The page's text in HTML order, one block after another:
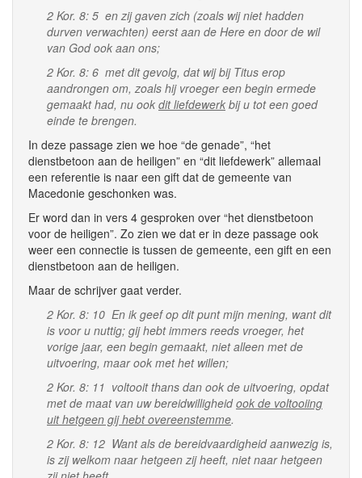
2 Kor. 8: 5 en zij gaven zich (zoals wij niet hadden
durven verwachten) eerst aan de Here en door de wil
van God ook aan ons;
2 Kor. 8: 6 met dit gevolg, dat wij bij Titus erop
aandrongen om, zoals hij vroeger een begin ermede
gemaakt had, nu ook dit liefdewerk bij u tot een goed
einde te brengen.
In deze passage zien we hoe “de genade”, “het
dienstbetoon aan de heiligen” en “dit liefdewerk” allemaal
een referentie is naar een gift dat de gemeente van
Macedonie geschonken was.
Er word dan in vers 4 gesproken over “het dienstbetoon
voor de heiligen”. Zo zien we dat er in deze passage ook
weer een connectie is tussen de gemeente, een gift en een
dienstbetoon aan de heiligen.
Maar de schrijver gaat verder.
2 Kor. 8: 10 En ik geef op dit punt mijn mening, want dit
is voor u nuttig; gij hebt immers reeds vroeger, het
vorige jaar, een begin gemaakt, niet alleen met de
uitvoering, maar ook met het willen;
2 Kor. 8: 11 voltooit thans dan ook de uitvoering, opdat
met de maat van uw bereidwilligheidook de voltooiing
uit hetgeen gij hebt overeenstemme.
2 Kor. 8: 12 Want als de bereidvaardigheid aanwezig is,
is zij welkom naar hetgeen zij heeft, niet naar hetgeen